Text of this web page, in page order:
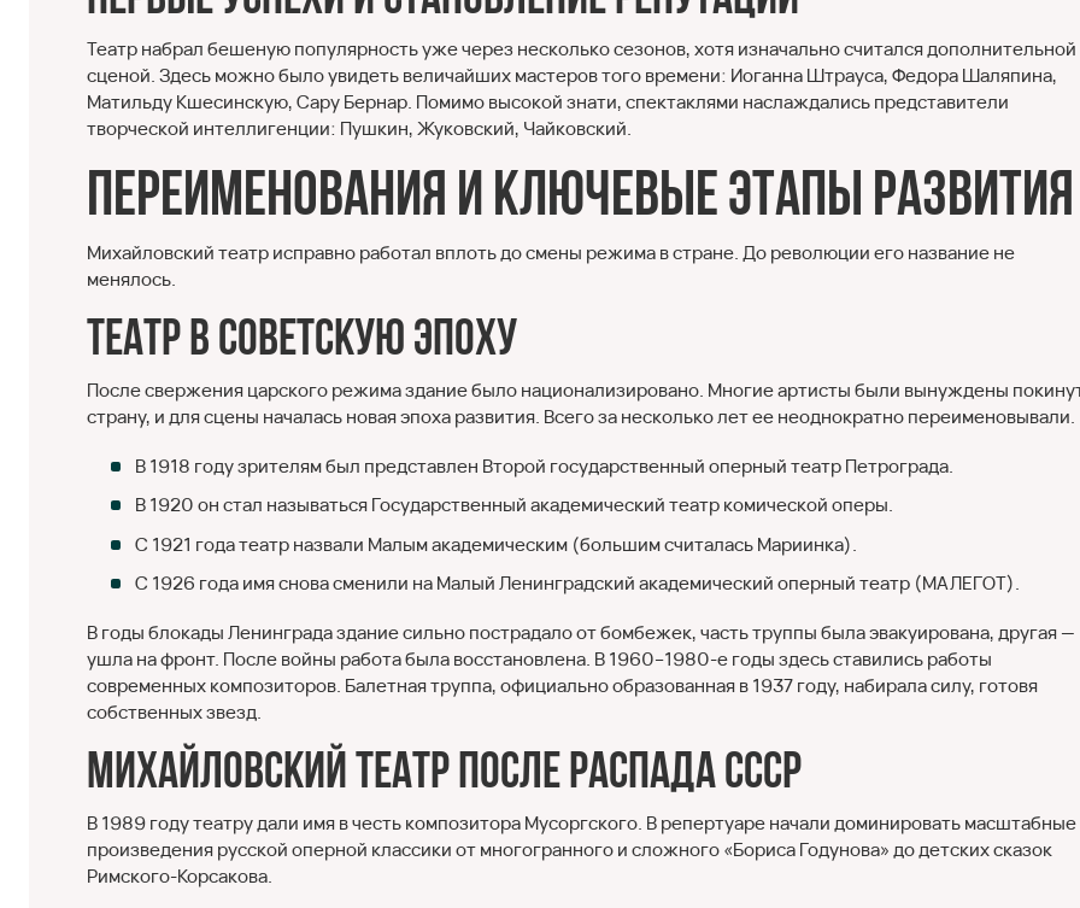
Театр набрал бешеную популярность уже через несколько сезонов, хотя изначально считался дополнительной
сценой. Здесь можно было увидеть величайших мастеров того времени: Иоганна Штрауса, Федора Шаляпина,
Матильду Кшесинскую, Сару Бернар. Помимо высокой знати, спектаклями наслаждались представители
творческой интеллигенции: Пушкин, Жуковский, Чайковский.
Переименования и ключевые этапы развития
Михайловский театр исправно работал вплоть до смены режима в стране. До революции его название не
менялось.
Театр в советскую эпоху
После свержения царского режима здание было национализировано. Многие артисты были вынуждены
страну, и для сцены началась новая эпоха развития. Всего за несколько лет ее неоднократно переименовывали.
В 1918 году зрителям был представлен Второй государственный оперный театр Петрограда.
В 1920 он стал называться Государственный академический театр комической оперы.
С 1921 года театр назвали Малым академическим (большим считалась Мариинка).
С 1926 года имя снова сменили на Малый Ленинградский академический оперный театр (МАЛЕГОТ).
В годы блокады Ленинграда здание сильно пострадало от бомбежек, часть труппы была эвакуирована, другая —
ушла на фронт. После войны работа была восстановлена. В 1960–1980-е годы здесь ставились работы
современных композиторов. Балетная труппа, официально образованная в 1937 году, набирала силу, готовя
собственных звезд.
Михайловский театр после распада СССР
В 1989 году театру дали имя в честь композитора Мусоргского. В репертуаре начали доминировать масштабные
произведения русской оперной классики от многогранного и сложного «Бориса Годунова» до детских сказок
Римского-Корсакова.